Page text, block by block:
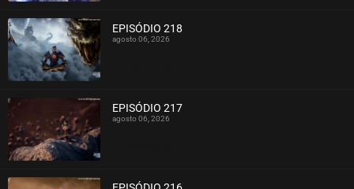
EPISÓDIO 218
agosto 06, 2026
EPISÓDIO 217
agosto 06, 2026